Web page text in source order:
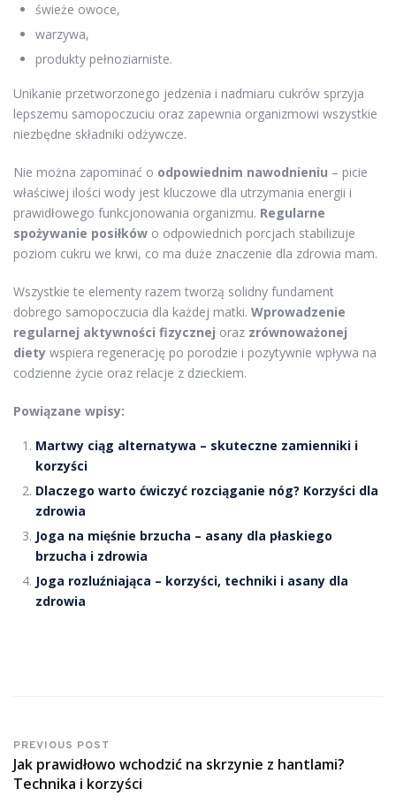
świeże owoce,
warzywa,
produkty pełnoziarniste.
Unikanie przetworzonego jedzenia i nadmiaru cukrów sprzyja
lepszemu samopoczuciu oraz zapewnia organizmowi wszystkie
niezbędne składniki odżywcze.
Nie można zapominać o odpowiednim nawodnieniu – picie
właściwej ilości wody jest kluczowe dla utrzymania energii i
prawidłowego funkcjonowania organizmu. Regularne
spożywanie posiłków o odpowiednich porcjach stabilizuje
poziom cukru we krwi, co ma duże znaczenie dla zdrowia mam.
Wszystkie te elementy razem tworzą solidny fundament
dobrego samopoczucia dla każdej matki. Wprowadzenie
regularnej aktywności fizycznej oraz zrównoważonej
diety wspiera regenerację po porodzie i pozytywnie wpływa na
codzienne życie oraz relacje z dzieckiem.
Powiązane wpisy:
Martwy ciąg alternatywa – skuteczne zamienniki i
korzyści
Dlaczego warto ćwiczyć rozciąganie nóg? Korzyści dla
zdrowia
Joga na mięśnie brzucha – asany dla płaskiego
brzucha i zdrowia
Joga rozluźniająca – korzyści, techniki i asany dla
zdrowia
PREVIOUS POST
Jak prawidłowo wchodzić na skrzynie z hantlami?
Technika i korzyści